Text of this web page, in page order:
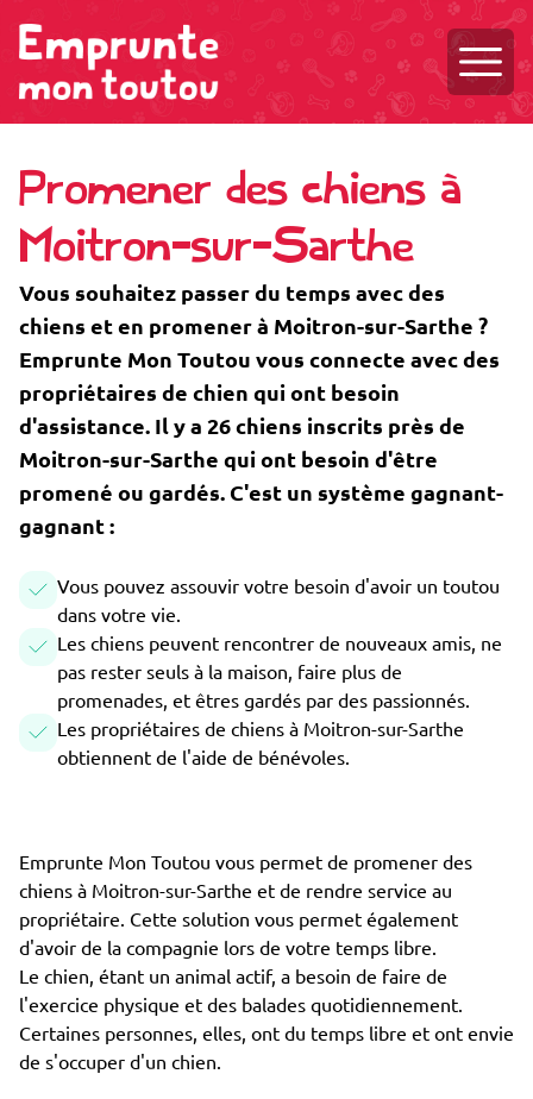
Promener des chiens à
Moitron-sur-Sarthe
Vous souhaitez passer du temps avec des
chiens et en promener à Moitron-sur-Sarthe ?
Emprunte Mon Toutou vous connecte avec des
propriétaires de chien qui ont besoin
d'assistance. Il y a 26 chiens inscrits près de
Moitron-sur-Sarthe qui ont besoin d'être
promené ou gardés. C'est un système gagnant-
gagnant :
Vous pouvez assouvir votre besoin d'avoir un toutou
dans votre vie.
Les chiens peuvent rencontrer de nouveaux amis, ne
pas rester seuls à la maison, faire plus de
promenades, et êtres gardés par des passionnés.
Les propriétaires de chiens à Moitron-sur-Sarthe
obtiennent de l'aide de bénévoles.
Emprunte Mon Toutou vous permet de promener des
chiens à Moitron-sur-Sarthe et de rendre service au
propriétaire. Cette solution vous permet également
d'avoir de la compagnie lors de votre temps libre.
Le chien, étant un animal actif, a besoin de faire de
l'exercice physique et des balades quotidiennement.
Certaines personnes, elles, ont du temps libre et ont envie
de s'occuper d'un chien.